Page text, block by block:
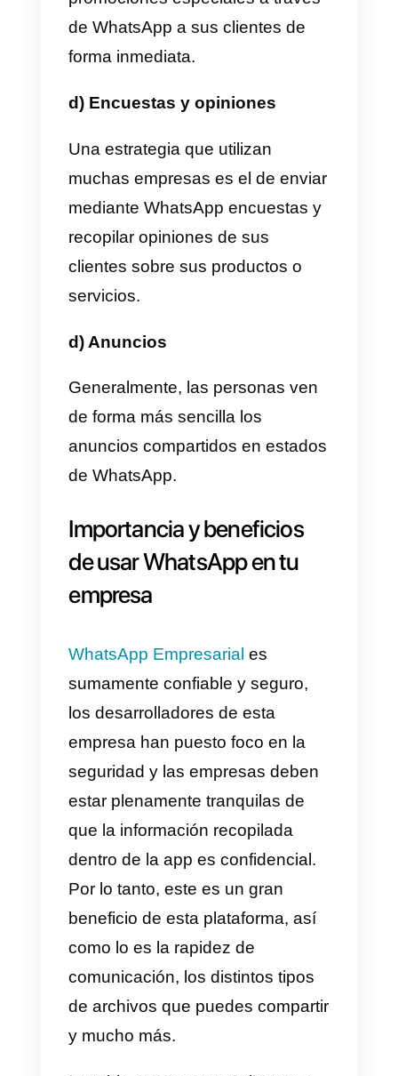
clientes.
A continuación te presento
empresas usan WhatsApp:
a) Servicio al cliente
Las empresas suelen utilizar
al cliente en tiempo real
b) Confirmación de pedidos
Las empresas pueden enviar
través de WhatsApp.
c) Ofertas y promociones
Las empresas suelen usar esta
práctica para ofrecer ofertas y
promociones especiales a través
de WhatsApp a sus clientes de
forma inmediata.
d) Encuestas y opiniones
Una estrategia que utilizan
muchas empresas es el de
mediante WhatsApp encuestas y
recopilar opiniones de sus